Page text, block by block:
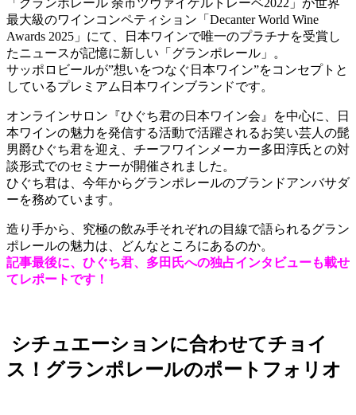
最大級のワインコンペティション「Decanter World Wine
Awards 2025」にて、日本ワインで唯一のプラチナを受賞し
たニュースが記憶に新しい「グランポレール」。
サッポロビールが”想いをつなぐ日本ワイン”をコンセプトと
しているプレミアム日本ワインブランドです。
オンラインサロン『ひぐち君の日本ワイン会』を中心に、日
本ワインの魅力を発信する活動で活躍されるお笑い芸人の髭
男爵ひぐち君を迎え、チーフワインメーカー多田淳氏との対
談形式でのセミナーが開催されました。
ひぐち君は、今年からグランポレールのブランドアンバサダ
ーを務めています。
造り手から、究極の飲み手それぞれの目線で語られるグラン
ポレールの魅力は、どんなところにあるのか。
記事最後に、ひぐち君、多田氏への独占インタビューも載せ
てレポートです！
シチュエーションに合わせてチョイ
ス！グランポレールのポートフォリオ